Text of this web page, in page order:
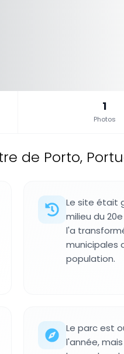
1
Photos
de Porto,
Le site était
milieu du
l'a
municipales
population.
Le parc est
l'année,